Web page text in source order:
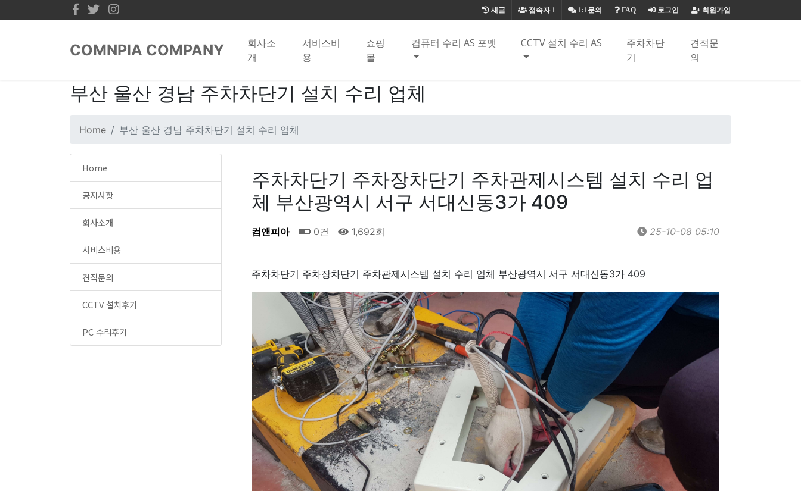
회원가입
로그인
FAQ
1:1문의
접속자1
새글
COMNPIA COMPANY
회사소
개
서비스비
용
쇼핑
몰
컴퓨터 수리 AS 포맷 CCTV 설치 수리 AS
주차차단
기
견적문
의
부산 울산 경남 주차차단기 설치 수리 업체
Home 부산 울산 경남 주차차단기 설치 수리 업체
Home
공지사항
회사소개
서비스비용
견적문의
CCTV 설치후기
PC 수리후기
주차차단기 주차장차단기 주차관제시스템 설치 수리 업
체 부산광역시 서구 서대신동3가 409
컴앤피아 0건 1,692회 25-10-08 05:10
주차차단기 주차장차단기 주차관제시스템 설치 수리 업체 부산광역시 서구 서대신동3가 409